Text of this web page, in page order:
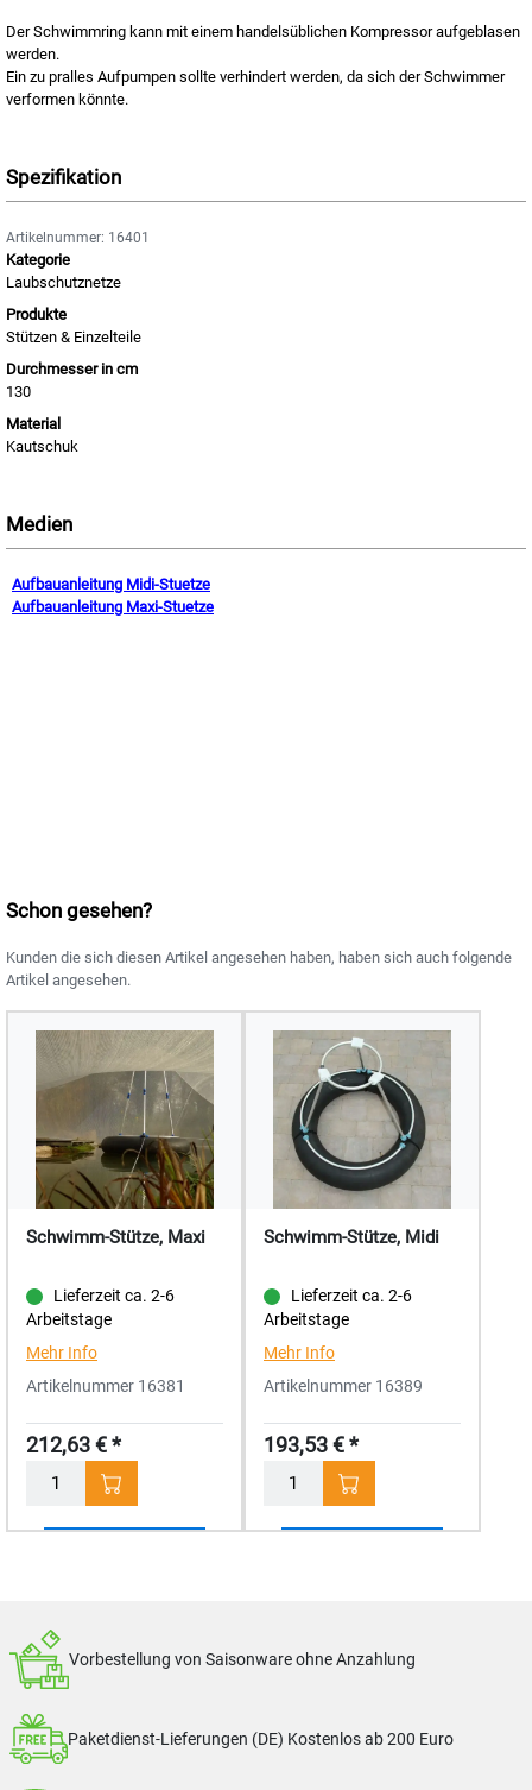
Der Schwimmring kann mit einem handelsüblichen Kompressor aufgeblasen
werden.
Ein zu pralles Aufpumpen sollte verhindert werden, da sich der Schwimmer
verformen könnte.
Spezifikation
Artikelnummer: 16401
Kategorie
Laubschutznetze
Produkte
Stützen & Einzelteile
Durchmesser in cm
130
Material
Kautschuk
Medien
Aufbauanleitung Midi-Stuetze
Aufbauanleitung Maxi-Stuetze
Schon gesehen?
Kunden die sich diesen Artikel angesehen haben, haben sich auch folgende
Artikel angesehen.
Schwimm-Stütze, Maxi
Lieferzeit ca. 2-6
Arbeitstage
Mehr Info
Artikelnummer 16381
212,63 € *
Menge
Schwimm-Stütze, Midi
Lieferzeit ca. 2-6
Arbeitstage
Mehr Info
Artikelnummer 16389
193,53 € *
Menge
Vorbestellung von Saisonware ohne Anzahlung
Paketdienst-Lieferungen (DE) Kostenlos ab 200 Euro